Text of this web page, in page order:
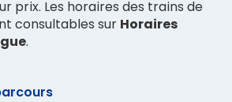
prix. Les horaires des trains de
consultables sur Horaires
.